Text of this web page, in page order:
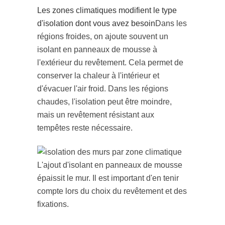
Les zones climatiques modifient le type
d'isolation dont vous avez besoinDans les
régions froides, on ajoute souvent un
isolant en panneaux de mousse à
l'extérieur du revêtement. Cela permet de
conserver la chaleur à l'intérieur et
d'évacuer l'air froid. Dans les régions
chaudes, l'isolation peut être moindre,
mais un revêtement résistant aux
tempêtes reste nécessaire.
L'ajout d'isolant en panneaux de mousse
épaissit le mur. Il est important d'en tenir
compte lors du choix du revêtement et des
fixations.